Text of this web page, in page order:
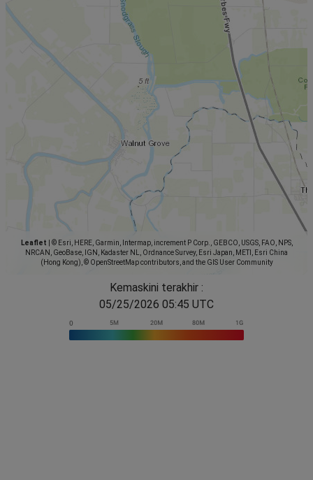
Leaflet
© Esri, HERE, Garmin, Intermap, increment P Corp., GEBCO, USGS, FAO, NPS,
NRCAN, GeoBase, IGN, Kadaster NL, Ordnance Survey, Esri Japan, METI, Esri China
(Hong Kong), © OpenStreetMap contributors, and the GIS User Community
Kemaskini terakhir :
05/25/2026 05:45 UTC